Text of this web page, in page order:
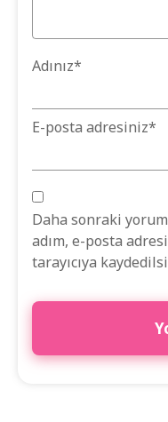
Adınız*
E-posta adresiniz*
Daha sonraki
adım, e-posta
tarayıcıya